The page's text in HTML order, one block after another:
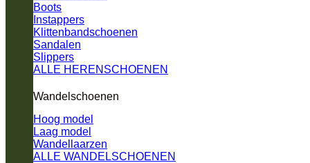
Boots
Instappers
Klittenbandschoenen
Sandalen
Slippers
ALLE HERENSCHOENEN
Wandelschoenen
Hoog model
Laag model
Wandellaarzen
ALLE WANDELSCHOENEN